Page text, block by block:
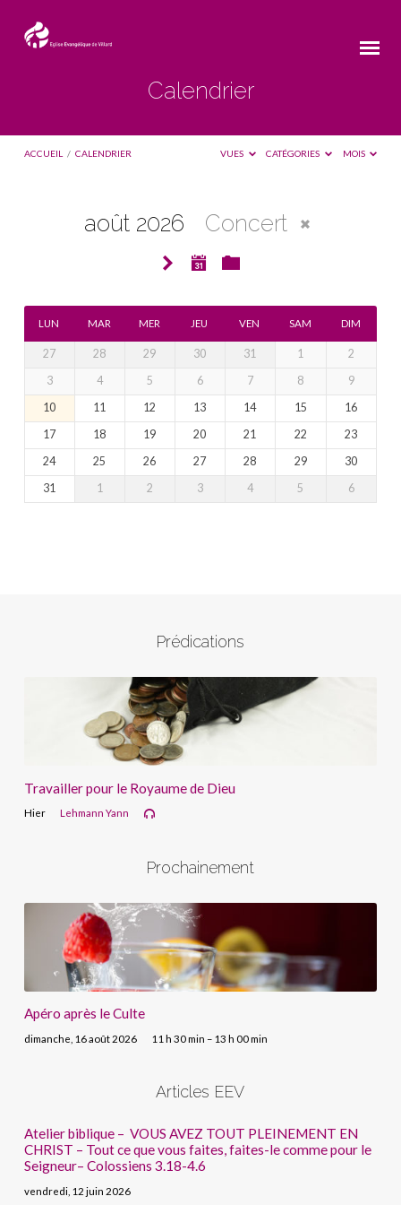
Calendrier
ACCUEIL / CALENDRIER VUES CATÉGORIES MOIS
août 2026 Concert
LUN MAR MER JEU VEN SAM DIM
27 28 29 30 31 1
2
3
4 5 6 7 8
9
10
11 12 13 14 15
16
17
18 19 20 21 22
23
24
25 26 27 28 29
30
31
1 2 3 4 5 6
Prédications
Travailler pour le Royaume de Dieu
Hier Lehmann Yann
Prochainement
Apéro après le Culte
dimanche, 16 août 2026 11 h 30 min – 13 h 00 min
Articles EEV
Atelier biblique – VOUS AVEZ TOUT PLEINEMENT EN
CHRIST – Tout ce que vous faites, faites-le comme pour le
Seigneur– Colossiens 3.18-4.6
vendredi, 12 juin 2026